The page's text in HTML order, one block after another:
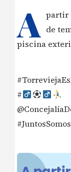
A partir
de
piscina
#‍